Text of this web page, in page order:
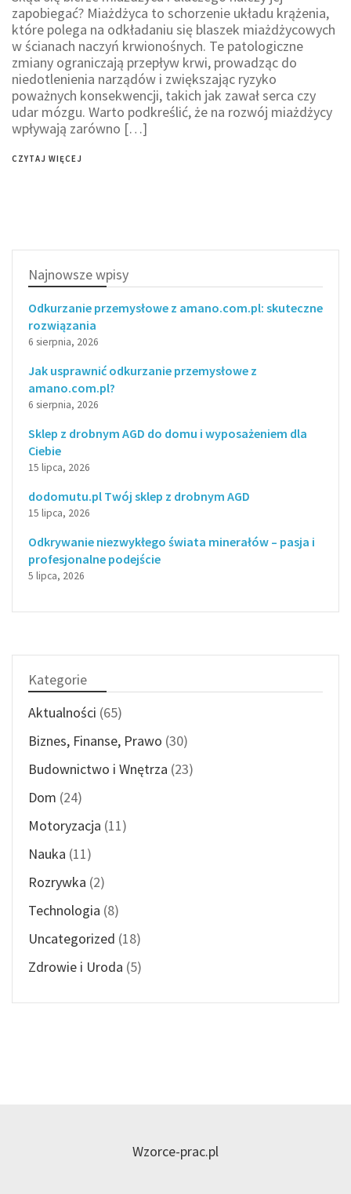
zapobiegać? Miażdżyca to schorzenie układu krążenia,
które polega na odkładaniu się blaszek miażdżycowych
w ścianach naczyń krwionośnych. Te patologiczne
zmiany ograniczają przepływ krwi, prowadząc do
niedotlenienia narządów i zwiększając ryzyko
poważnych konsekwencji, takich jak zawał serca czy
udar mózgu. Warto podkreślić, że na rozwój miażdżycy
wpływają zarówno […]
CZYTAJ WIĘCEJ
Najnowsze wpisy
Odkurzanie przemysłowe z amano.com.pl: skuteczne
rozwiązania
6 sierpnia, 2026
Jak usprawnić odkurzanie przemysłowe z
amano.com.pl?
6 sierpnia, 2026
Sklep z drobnym AGD do domu i wyposażeniem dla
Ciebie
15 lipca, 2026
dodomutu.pl Twój sklep z drobnym AGD
15 lipca, 2026
Odkrywanie niezwykłego świata minerałów – pasja i
profesjonalne podejście
5 lipca, 2026
Kategorie
Aktualności (65)
Biznes, Finanse, Prawo (30)
Budownictwo i Wnętrza (23)
Dom (24)
Motoryzacja (11)
Nauka (11)
Rozrywka (2)
Technologia (8)
Uncategorized (18)
Zdrowie i Uroda (5)
Wzorce-prac.pl